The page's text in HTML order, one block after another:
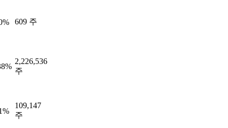
609 주
2,226,536
주
109,147
주